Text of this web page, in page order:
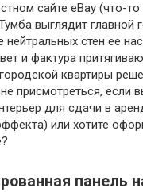
сайте eBay (что-
выглядит главной
нейтральных стен ее
и фактура
квартиры
присмотреться, если
для сдачи в
или хотите
панель